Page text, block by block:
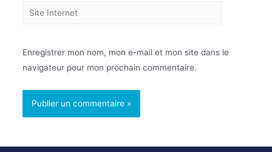
Enregistrer mon nom, mon e-mail et mon site dans le
navigateur pour mon prochain commentaire.